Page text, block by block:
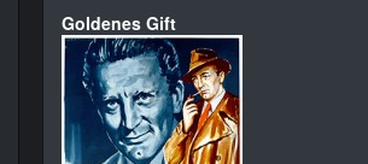
Goldenes Gift